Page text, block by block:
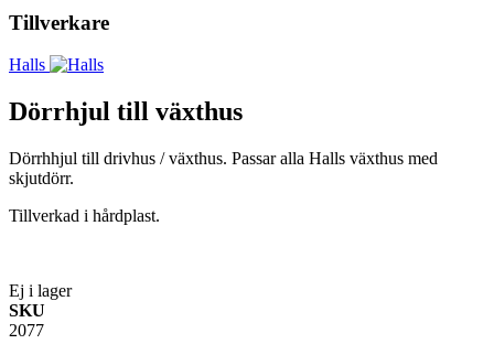
Tillverkare
Halls
Dörrhjul till växthus
Dörrhhjul till drivhus / växthus. Passar alla Halls växthus med
skjutdörr.
Tillverkad i hårdplast.
Ej i lager
SKU
2077